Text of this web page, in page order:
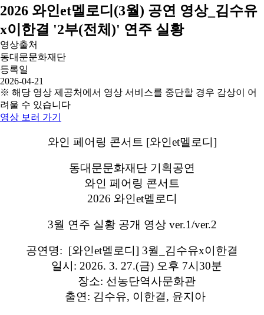
2026 와인et멜로디(3월) 공연 영상_김수유
x이한결 '2부(전체)' 연주 실황
영상출처
동대문문화재단
등록일
2026-04-21
※ 해당 영상 제공처에서 영상 서비스를 중단할 경우 감상이 어
려울 수 있습니다
영상 보러 가기
와인 페어링 콘서트 [와인et멜로디]
동대문문화재단 기획공연
와인 페어링 콘서트
2026 와인et멜로디
3월 연주 실황 공개 영상 ver.1/ver.2
공연명: [와인et멜로디] 3월_김수유x이한결
일시: 2026. 3. 27.(금) 오후 7시30분
장소: 선농단역사문화관
출연: 김수유, 이한결, 윤지아